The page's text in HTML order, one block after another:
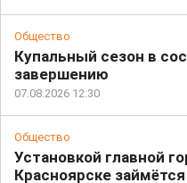
Общество
Купальный сезон в
завершению
07.08.2026 12:30
Общество
Установкой главной
Красноярске